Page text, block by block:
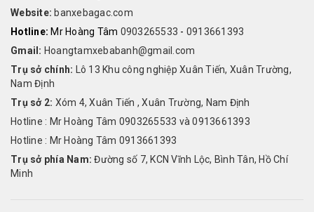
Website: banxebagac.com
Hotline: Mr Hoàng Tâm 0903265533 - 0913661393
Gmail: Hoangtamxebabanh@gmail.com
Trụ sở chính: Lô 13 Khu công nghiệp Xuân Tiến, Xuân Trường,
Nam Định
Trụ sở 2: Xóm 4, Xuân Tiến , Xuân Trường, Nam Định
Hotline : Mr Hoàng Tâm 0903265533 và 0913661393
Hotline : Mr Hoàng Tâm 0913661393
Trụ sở phía Nam: Đường số 7, KCN Vĩnh Lộc, Bình Tân, Hồ Chí
Minh